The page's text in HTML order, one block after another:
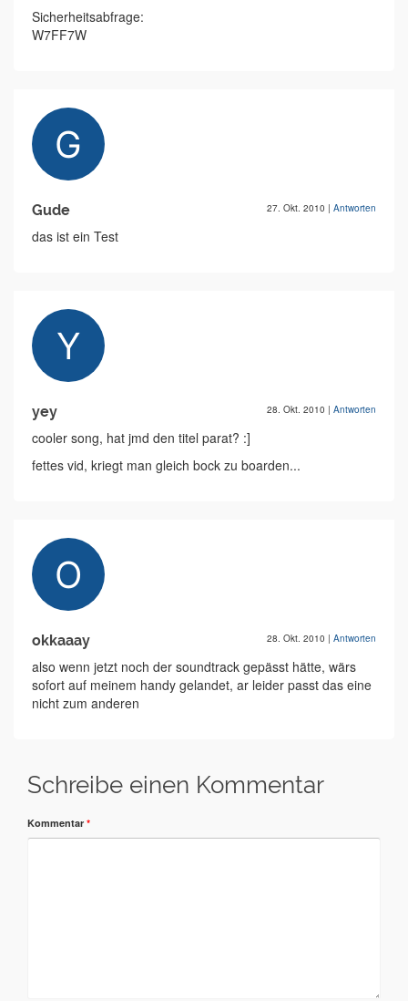
Sicherheitsabfrage:
W7FF7W
Gude 27. Okt. 2010 | Antworten
das ist ein Test
yey 28. Okt. 2010 | Antworten
cooler song, hat jmd den titel parat? :]
fettes vid, kriegt man gleich bock zu boarden...
okkaaay 28. Okt. 2010 | Antworten
also wenn jetzt noch der soundtrack gepässt hätte, wärs
sofort auf meinem handy gelandet, ar leider passt das eine
nicht zum anderen
Schreibe einen Kommentar
Kommentar *